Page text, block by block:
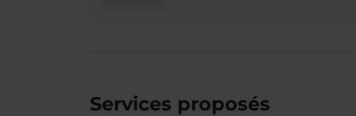
Services proposés